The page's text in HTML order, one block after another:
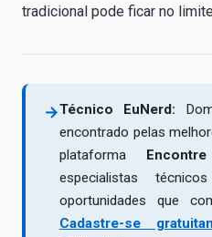
tradicional pode ficar no
→Técnico EuNerd:
encontrado pelas
plataforma
especialistas
oportunidades que
Cadastre-se